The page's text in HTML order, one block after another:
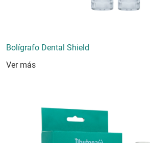
Bolígrafo Dental Shield
Ver más